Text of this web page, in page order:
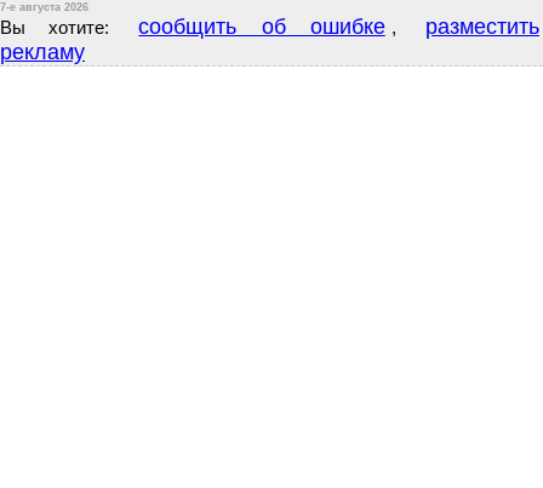
7-е августа 2026
Вы хотите: сообщить об ошибке ,
разместить
рекламу